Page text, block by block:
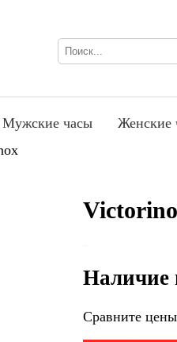
Мужские часы Женские
Наличие
Сравните